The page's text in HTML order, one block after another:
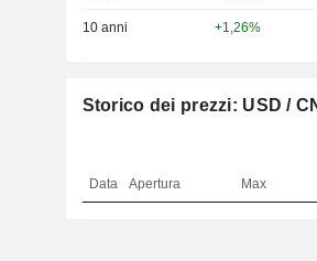
10 anni +1,26%
Storico dei prezzi: USD /
Data Apertura Max